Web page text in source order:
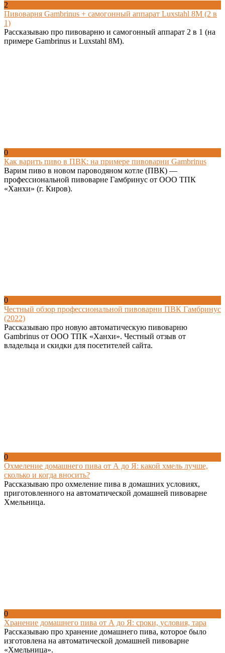
2
Пивоварня Gambrinus + самогонный аппарат Luxstahl 8M (2 в
1)
Рассказываю про пивоварню и самогонный аппарат 2 в 1 (на
примере Gambrinus и Luxstahl 8M).
0
Как варить пиво в ПВК: на примере пивоварни Gambrinus
Варим пиво в новом пароводяном котле (ПВК) —
профессиональной пивоварне Гамбринус от ООО ТПК
«Ханхи» (г. Киров).
0
Честный обзор профессиональной пивоварни ПВК Гамбринус
(2022)
Рассказываю про новую автоматическую пивоварню
Gambrinus от ООО ТПК «Ханхи». Честный отзыв от
владельца и скидки для посетителей сайта.
0
Охмеление домашнего пива от А до Я: какой хмель лучше,
сколько и когда вносить?
Рассказываю про охмеление пива в домашних условиях,
приготовленного на автоматической домашней пивоварне
Хмельница.
0
Хранение домашнего пива от А до Я: сроки, условия, тара
Рассказываю про хранение домашнего пива, которое было
изготовлена на автоматической домашней пивоварне
«Хмельница».